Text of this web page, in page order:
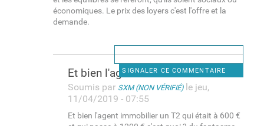
économiques. Le prix des loyers c'est l'offre et la
demande.
SIGNALER CE COMMENTAIRE
Et bien l'agent immobilier un
Soumis par SXM (NON VÉRIFIÉ)le jeu,
11/04/2019 - 07:55
Et bien l'agent immobilier un T2 qui était à 600 €